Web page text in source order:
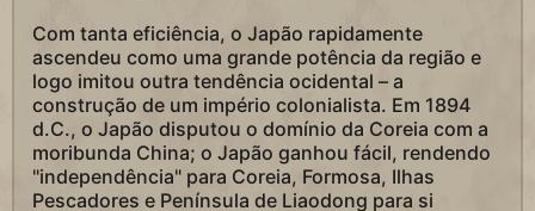
Com tanta eficiência, o Japão rapidamente
ascendeu como uma grande potência da região e
logo imitou outra tendência ocidental – a
construção de um império colonialista. Em 1894
d.C., o Japão disputou o domínio da Coreia com a
moribunda China; o Japão ganhou fácil, rendendo
"independência" para Coreia, Formosa, Ilhas
Pescadores e Península de Liaodong para si